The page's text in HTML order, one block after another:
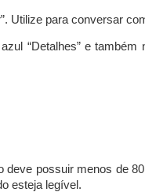
Utilize para conversar
“Detalhes” e também
possuir menos de
esteja legível.